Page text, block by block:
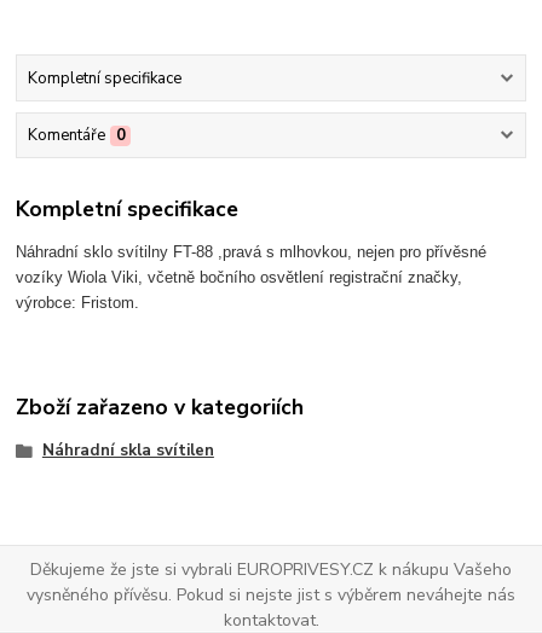
Kompletní specifikace
Komentáře 0
Kompletní specifikace
Náhradní sklo svítilny FT-88 ,pravá s mlhovkou, nejen pro přívěsné
vozíky Wiola Viki, včetně bočního osvětlení registrační značky,
výrobce: Fristom.
Zboží zařazeno v kategoriích
Náhradní skla svítilen
Děkujeme že jste si vybrali EUROPRIVESY.CZ k nákupu Vašeho
vysněného přívěsu. Pokud si nejste jist s výběrem neváhejte nás
kontaktovat.